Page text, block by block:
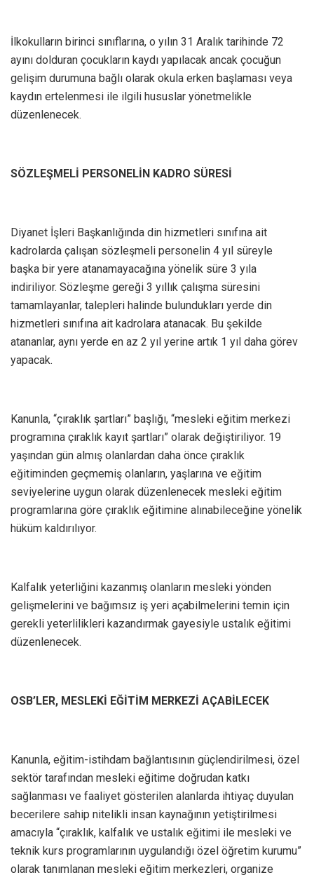
İlkokulların birinci sınıflarına, o yılın 31 Aralık tarihinde 72
ayını dolduran çocukların kaydı yapılacak ancak çocuğun
gelişim durumuna bağlı olarak okula erken başlaması veya
kaydın ertelenmesi ile ilgili hususlar yönetmelikle
düzenlenecek.
SÖZLEŞMELİ PERSONELİN KADRO SÜRESİ
Diyanet İşleri Başkanlığında din hizmetleri sınıfına ait
kadrolarda çalışan sözleşmeli personelin 4 yıl süreyle
başka bir yere atanamayacağına yönelik süre 3 yıla
indiriliyor. Sözleşme gereği 3 yıllık çalışma süresini
tamamlayanlar, talepleri halinde bulundukları yerde din
hizmetleri sınıfına ait kadrolara atanacak. Bu şekilde
atananlar, aynı yerde en az 2 yıl yerine artık 1 yıl daha görev
yapacak.
Kanunla, “çıraklık şartları” başlığı, “mesleki eğitim merkezi
programına çıraklık kayıt şartları” olarak değiştiriliyor. 19
yaşından gün almış olanlardan daha önce çıraklık
eğitiminden geçmemiş olanların, yaşlarına ve eğitim
seviyelerine uygun olarak düzenlenecek mesleki eğitim
programlarına göre çıraklık eğitimine alınabileceğine yönelik
hüküm kaldırılıyor.
Kalfalık yeterliğini kazanmış olanların mesleki yönden
gelişmelerini ve bağımsız iş yeri açabilmelerini temin için
gerekli yeterlilikleri kazandırmak gayesiyle ustalık eğitimi
düzenlenecek.
OSB’LER, MESLEKİ EĞİTİM MERKEZİ AÇABİLECEK
Kanunla, eğitim-istihdam bağlantısının güçlendirilmesi, özel
sektör tarafından mesleki eğitime doğrudan katkı
sağlanması ve faaliyet gösterilen alanlarda ihtiyaç duyulan
becerilere sahip nitelikli insan kaynağının yetiştirilmesi
amacıyla “çıraklık, kalfalık ve ustalık eğitimi ile mesleki ve
teknik kurs programlarının uygulandığı özel öğretim kurumu”
olarak tanımlanan mesleki eğitim merkezleri, organize